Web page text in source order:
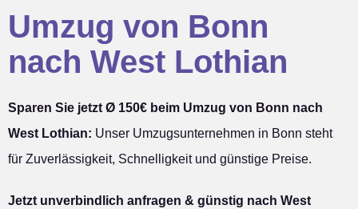
Umzug von Bonn
nach West Lothian
Sparen Sie jetzt Ø 150€ beim Umzug von Bonn nach
West Lothian: Unser Umzugsunternehmen in Bonn steht
für Zuverlässigkeit, Schnelligkeit und günstige Preise.
Jetzt unverbindlich anfragen & günstig nach West